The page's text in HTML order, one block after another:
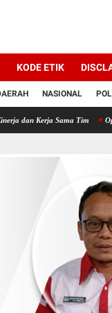
KODE ETIK
NASIONAL
Sama Tim Operation